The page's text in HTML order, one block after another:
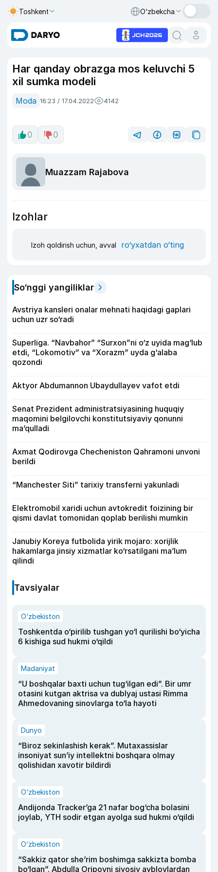
Toshkent O‘zbekcha
Har qanday obrazga mos keluvchi 5
xil sumka modeli
Moda 16:23 / 17.04.2022 4142
0 0
Muazzam Rajabova
Izohlar
Izoh qoldirish uchun, avval ro‘yxatdan o‘ting
So‘nggi yangiliklar
Avstriya kansleri onalar mehnati haqidagi gaplari
uchun uzr so‘radi
Superliga. “Navbahor” “Surxon”ni o‘z uyida mag‘lub
etdi, “Lokomotiv” va “Xorazm” uyda g‘alaba
qozondi
Aktyor Abdu­mannon Ubaydullayev vafot etdi
Senat Prezident administratsiyasining huquqiy
maqomini belgilovchi konstitutsiyaviy qonunni
ma’qulladi
Axmat Qodirovga Checheniston Qahramoni unvoni
berildi
“Manchester Siti” tarixiy transferni yakunladi
Elektromobil xaridi uchun avtokredit foizining bir
qismi davlat tomonidan qoplab berilishi mumkin
Janubiy Koreya futbolida yirik mojaro: xorijlik
hakamlarga jinsiy xizmatlar ko‘rsatilgani ma’lum
qilindi
Tavsiyalar
O‘zbekiston
Toshkentda o‘pirilib tushgan yo‘l qurilishi bo‘yicha
6 kishiga sud hukmi o‘qildi
Madaniyat
“U boshqalar baxti uchun tug‘ilgan edi”. Bir umr
otasini kutgan aktrisa va dublyaj ustasi Rimma
Ahmedovaning sinovlarga to‘la hayoti
Dunyo
“Biroz sekinlashish kerak”. Mutaxassislar
insoniyat sun’iy intellektni boshqara olmay
qolishidan xavotir bildirdi
O‘zbekiston
Andijonda Tracker’ga 21 nafar bog‘cha bolasini
joylab, YTH sodir etgan ayolga sud hukmi o‘qildi
O‘zbekiston
“Sakkiz qator she’rim boshimga sakkizta bomba
bo‘lgan”. Abdulla Oripovni siyosiy ayblovlardan